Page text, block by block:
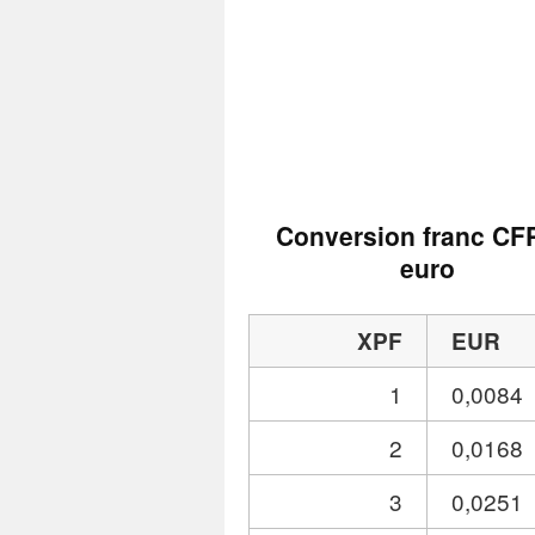
Conversion franc
euro
XPF
EUR
1
0,0084
2
0,0168
3
0,0251